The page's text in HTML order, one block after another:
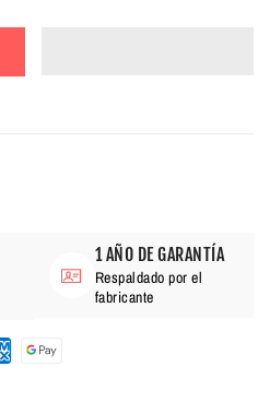
1 AÑO DE GARANTÍA
Respaldado por el
fabricante